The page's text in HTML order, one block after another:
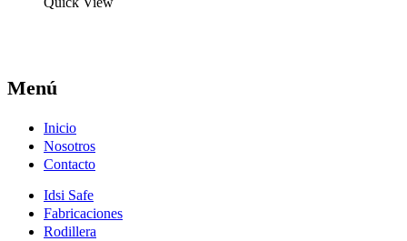
Menú
Inicio
Nosotros
Contacto
Idsi Safe
Fabricaciones
Rodillera